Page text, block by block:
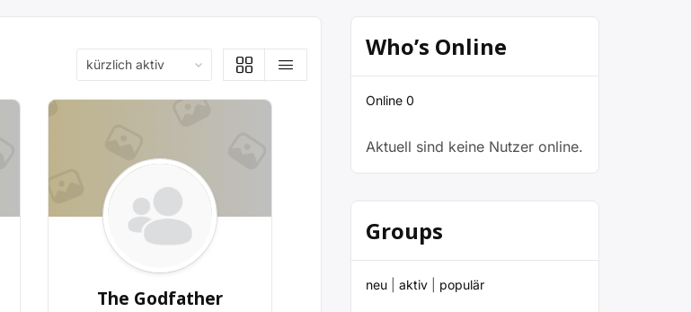
The Godfather
Who’s Online
Online 0
Aktuell sind keine Nutzer online.
Groups
neu aktiv populär